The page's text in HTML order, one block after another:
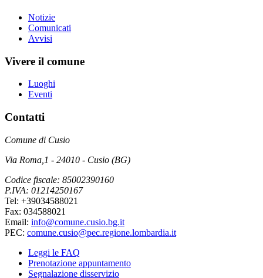
Notizie
Comunicati
Avvisi
Vivere il comune
Luoghi
Eventi
Contatti
Comune di Cusio
Via Roma,1 - 24010 - Cusio (BG)
Codice fiscale: 85002390160
P.IVA: 01214250167
Tel: +39034588021
Fax: 034588021
Email: info@comune.cusio.bg.it
PEC: comune.cusio@pec.regione.lombardia.it
Leggi le FAQ
Prenotazione appuntamento
Segnalazione disservizio